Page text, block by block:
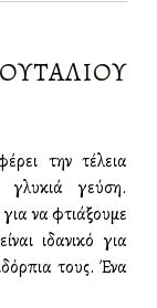
την τέλεια
γλυκιά γεύση.
να φτιάξουμε
ιδανικό για
τους. Ένα